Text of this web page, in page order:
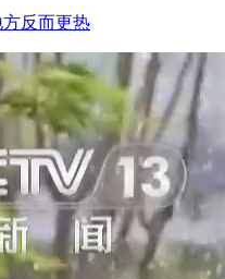
反而更热